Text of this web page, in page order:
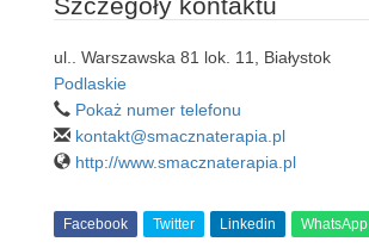
ul.. Warszawska 81 lok. 11, Białystok
Podlaskie
Pokaż numer telefonu
kontakt@smacznaterapia.pl
http://www.smacznaterapia.pl
Facebook Twitter Linkedin WhatsApp